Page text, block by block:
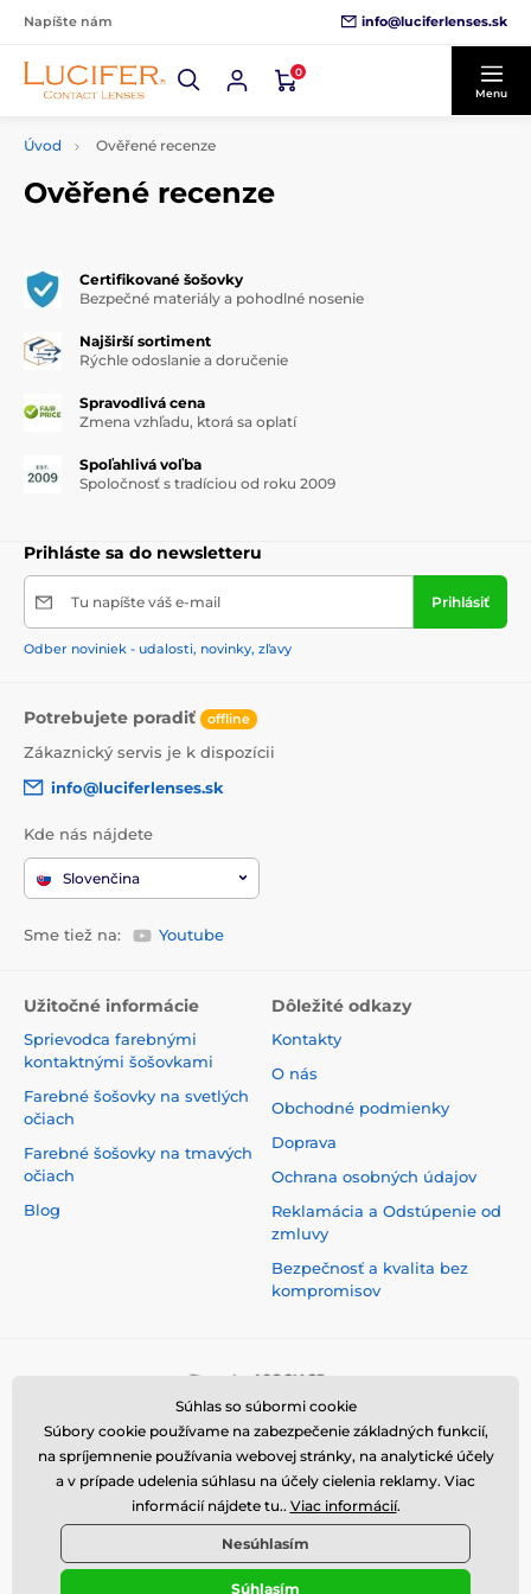
Napíšte nám info@luciferlenses.sk
0
Menu
Úvod Ověřené recenze
Ověřené recenze
Certifikované šošovky
Bezpečné materiály a pohodlné nosenie
Najširší sortiment
Rýchle odoslanie a doručenie
Spravodlivá cena
Zmena vzhľadu, ktorá sa oplatí
Spoľahlivá voľba
Spoločnosť s tradíciou od roku 2009
Prihláste sa do newsletteru
Tu napíšte váš e-mail Prihlásiť
Odber noviniek - udalosti, novinky, zľavy
Potrebujete poradiť offline
Zákaznický servis je k dispozícii
info@luciferlenses.sk
Kde nás nájdete
Slovenčina
Sme tiež na: Youtube
Užitočné informácie
Sprievodca farebnými
kontaktnými šošovkami
Farebné šošovky na svetlých
očiach
Farebné šošovky na tmavých
očiach
Blog
Dôležité odkazy
Kontakty
O nás
Obchodné podmienky
Doprava
Ochrana osobných údajov
Reklamácia a Odstúpenie od
zmluvy
Bezpečnosť a kvalita bez
kompromisov
Súhlas so súbormi cookie
Súbory cookie používame na zabezpečenie základných funkcií,
na spríjemnenie používania webovej stránky, na analytické účely
a v prípade udelenia súhlasu na účely cielenia reklamy. Viac
informácií nájdete tu.. Viac informácií.
Nesúhlasím
Súhlasím